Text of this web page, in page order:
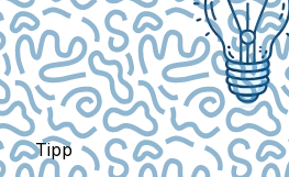
Tipp